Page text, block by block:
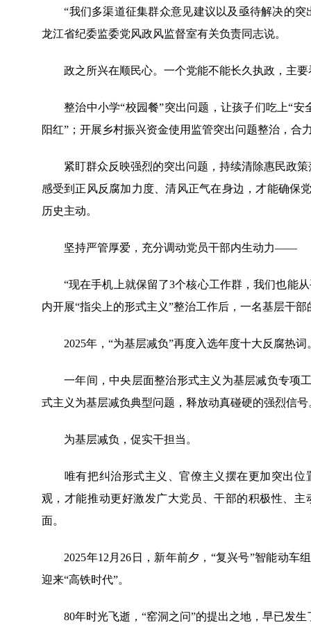
“我们多渠道征集群众意见建议以及亟待解决的突
龙江省纪委监委党风政风监督室有关负责同志说。
政之所兴在顺民心。一个党能不能长久执政，主要
整治中小学“校园餐”突出问题，让孩子们吃上“安
阳红”；开展乡村振兴资金使用监管突出问题整治，
紧盯群众反映强烈的突出问题，持续清除惠民政策
感受到正风反腐加力度、清风正气在身边，才能确保
历史主动。
坚持严管厚爱，充分调动党员干部内生动力——
“现在手机上就保留了3个核心工作群，我们也能从
内开展“指尖上的形式主义”整治工作后，一名基层干部
2025年，“为基层减负”再度入选年度十大反腐热词
一年间，中央层面整治形式主义为基层减负专项工
式主义为基层减负典型问题，释放动真碰硬的强烈信号
为基层减负，促实干担当。
唯有把纠治形式主义、官僚主义摆在更加突出位
观，才能推动更好激发广大党员、干部的积极性、
面。
2025年12月26日，新年前夕，“复兴号”智能动车
迎来“高铁时代”。
80年时光飞逝，“窑洞之问”的提出之地，早已发生